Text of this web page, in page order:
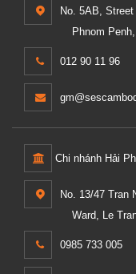
No. 5AB,
Phnom
012 90 11 96
Chi nhánh Hải
No. 13/47 Tran
Ward, Le
0985 733 005